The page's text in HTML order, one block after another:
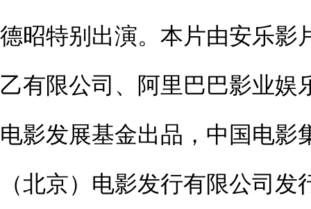
德昭特别出演。本片由安乐影
乙有限公司、阿里巴巴影业娱
电影发展基金出品，中国电影
（北京）电影发行有限公司